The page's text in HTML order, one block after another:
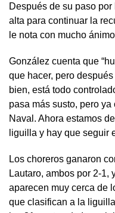
Después de su paso
alta para continuar la
le nota con mucho
González cuenta que
que hacer, pero
bien, está todo
pasa más susto, pero
Naval. Ahora estamos
liguilla y hay que seguir
Los choreros ganaron
Lautaro, ambos por 2-1,
aparecen muy cerca de
que clasifican a la